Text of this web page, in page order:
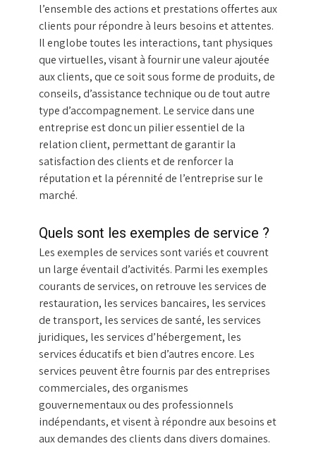
l’ensemble des actions et prestations offertes aux
clients pour répondre à leurs besoins et attentes.
Il englobe toutes les interactions, tant physiques
que virtuelles, visant à fournir une valeur ajoutée
aux clients, que ce soit sous forme de produits, de
conseils, d’assistance technique ou de tout autre
type d’accompagnement. Le service dans une
entreprise est donc un pilier essentiel de la
relation client, permettant de garantir la
satisfaction des clients et de renforcer la
réputation et la pérennité de l’entreprise sur le
marché.
Quels sont les exemples de service ?
Les exemples de services sont variés et couvrent
un large éventail d’activités. Parmi les exemples
courants de services, on retrouve les services de
restauration, les services bancaires, les services
de transport, les services de santé, les services
juridiques, les services d’hébergement, les
services éducatifs et bien d’autres encore. Les
services peuvent être fournis par des entreprises
commerciales, des organismes
gouvernementaux ou des professionnels
indépendants, et visent à répondre aux besoins et
aux demandes des clients dans divers domaines.